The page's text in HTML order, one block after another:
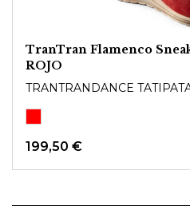
TranTran Flamenco
ROJO
TRANTRANDANCE
199,50 €